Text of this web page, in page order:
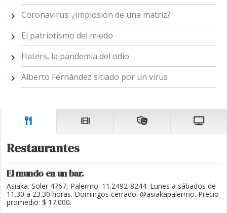
Coronavirus: ¿implosión de una matriz?
El patriotismo del miedo
Haters, la pandemia del odio
Alberto Fernández sitiado por un virus
Restaurantes
El mundo en un bar.
Asiaka. Soler 4767, Palermo. 11.2492-8244. Lunes a sábados de
11.30 a 23.30 horas. Domingos cerrado. @asiakapalermo. Precio
promedio: $ 17.000.